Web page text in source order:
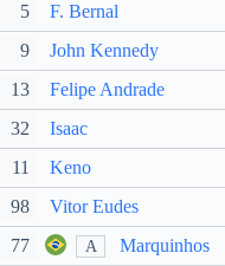
5 F. Bernal
9 John Kennedy
13
Felipe Andrade
32
Isaac
11
Keno
98
Vitor Eudes
77
A
Marquinhos